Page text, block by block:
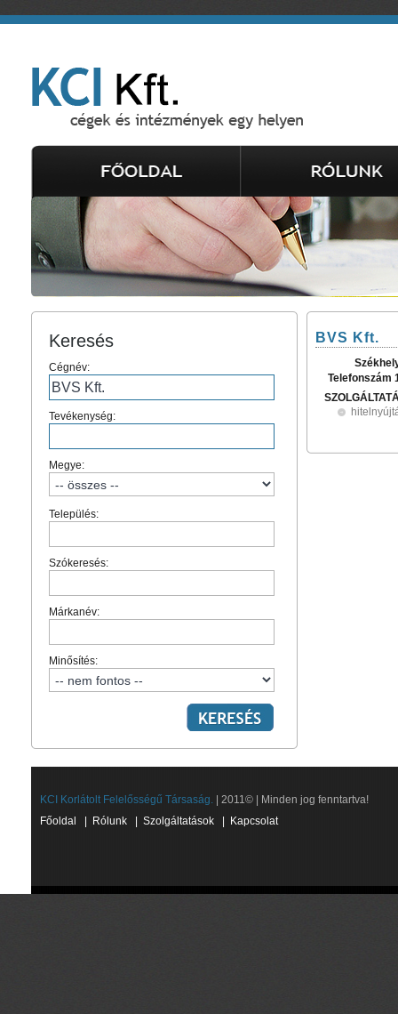
Keresés
Cégnév:
Tevékenység:
Megye:
Település:
Szókeresés:
Márkanév:
Minősítés:
BVS Kft.
Telefonszám
KCI Korlátolt Felelősségű Társaság. | 2011© | Minden jog fenntartva!
Főoldal
Rólunk Szolgáltatások Kapcsolat